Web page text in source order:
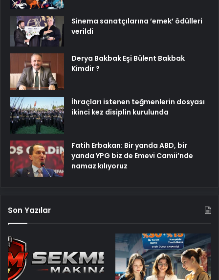
Sinema sanatçılarına ’emek’ ödülleri
verildi
Derya Bakbak Eşi Bülent Bakbak
Kimdir ?
İhraçları istenen teğmenlerin dosyası
ikinci kez disiplin kurulunda
Fatih Erbakan: Bir yanda ABD, bir
yanda YPG biz de Emevi Camii’nde
namaz kılıyoruz
Son Yazılar